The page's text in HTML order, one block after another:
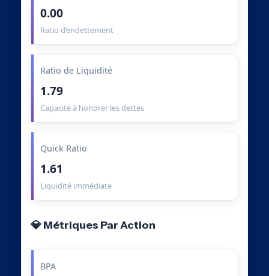
0.00
Ratio d’endettement
Ratio de Liquidité
1.79
Capacité à honorer les dettes
Quick Ratio
1.61
Liquidité immédiate
💎 Métriques Par Action
BPA